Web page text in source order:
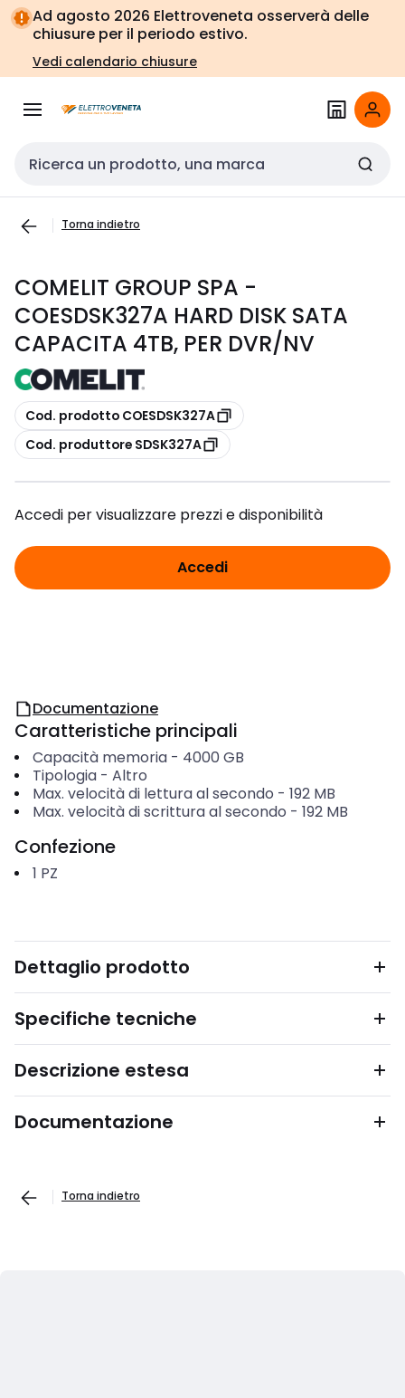
Vai alla
navigazione
Vai
alla
pagina
Ad agosto 2026 Elettroveneta osserverà delle
chiusure per il periodo estivo.
Vedi calendario chiusure
Cerca input
Torna indietro
COMELIT GROUP SPA -
COESDSK327A HARD DISK SATA
CAPACITA 4TB, PER DVR/NV
copia
Cod. prodotto COESDSK327A
copia
Cod. produttore SDSK327A
Accedi per visualizzare prezzi e disponibilità
Accedi
Documentazione
Caratteristiche principali
Capacità memoria- 4000 GB
Tipologia- Altro
Max. velocità di lettura al secondo - 192 MB
Max. velocità di scrittura al secondo - 192 MB
Confezione
1 PZ
Dettaglio prodotto
Specifiche tecniche
Descrizione estesa
Documentazione
Torna indietro